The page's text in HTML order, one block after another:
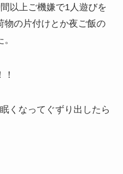
以上ご機嫌で1人遊びを
物の片付けとか夜ご飯の
くなってぐずり出したら